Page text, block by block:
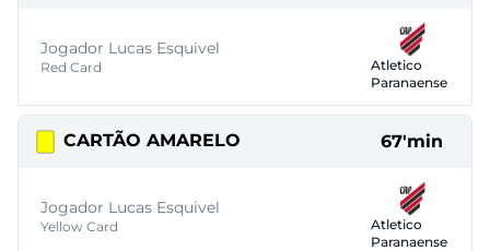
Jogador Lucas Esquivel
Red Card
Atletico
Paranaense
CARTÃO AMARELO 67'min
Jogador Lucas Esquivel
Yellow Card
Atletico
Paranaense